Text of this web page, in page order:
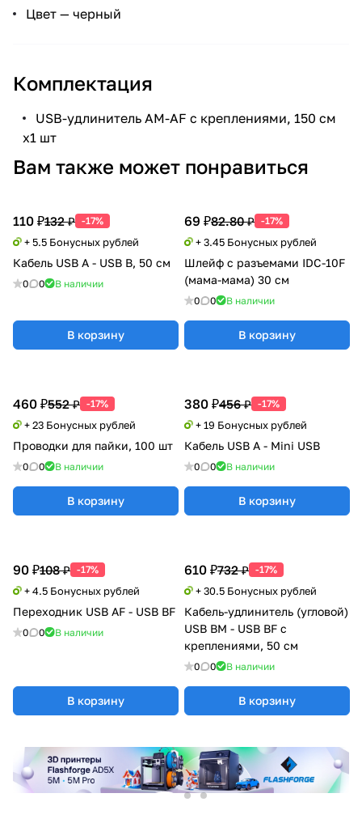
Цвет — черный
Комплектация
USB-удлинитель AM-AF с креплениями, 150 см
х1 шт
Вам также может понравиться
110 ₽132 ₽ -17%
+ 5.5 Бонусных рублей
Кабель USB A - USB B, 50 см
0 0 В наличии
В корзину
69 ₽82.80 ₽ -17%
+ 3.45 Бонусных рублей
Шлейф с разъемами IDC-10F
(мама-мама) 30 см
0 0 В наличии
В корзину
380 ₽456 ₽ -17%
+ 19 Бонусных рублей
Кабель USB A - Mini USB
0 0 В наличии
В корзину
90 ₽108 ₽ -17%
+ 4.5 Бонусных рублей
Переходник USB AF - USB BF
0 0 В наличии
В корзину
610 ₽732 ₽ -17%
+ 30.5 Бонусных рублей
Кабель-удлинитель (угловой)
USB BM - USB BF с
креплениями, 50 см
0 0 В наличии
В корзину
460 ₽552 ₽ -17%
+ 23 Бонусных рублей
Проводки для пайки, 100 шт
0 0 В наличии
В корзину